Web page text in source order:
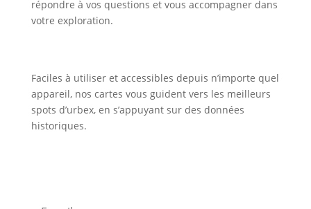
répondre à vos questions et vous accompagner dans
votre exploration.
Faciles à utiliser et accessibles depuis n’importe quel
appareil, nos cartes vous guident vers les meilleurs
spots d’urbex, en s’appuyant sur des données
historiques.